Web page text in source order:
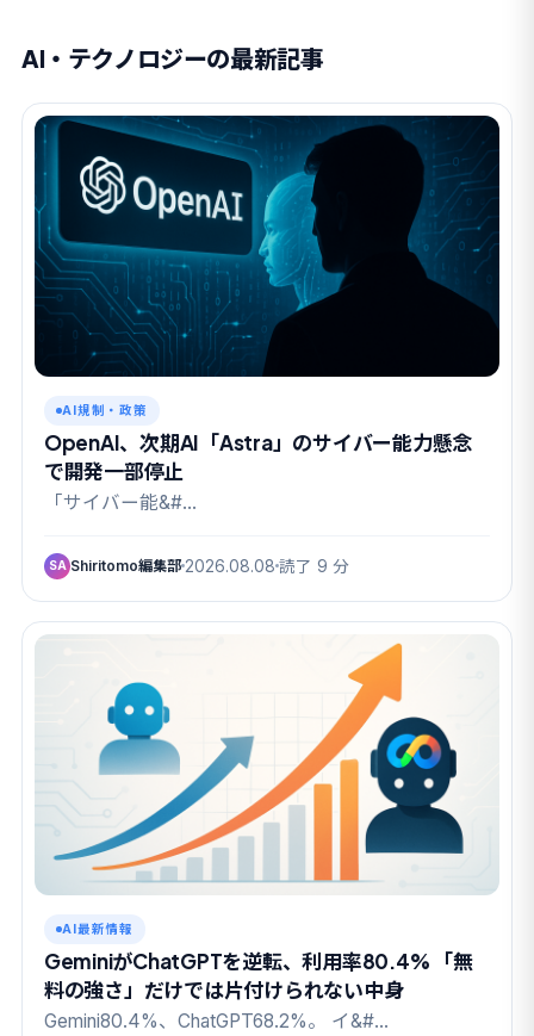
AI・テクノロジーの最新記事
AI規制・政策
OpenAI、次期AI「Astra」のサイバー能力懸念
で開発一部停止
「サイバー能&#…
SA Shiritomo編集部 2026.08.08 読了 9 分
AI最新情報
GeminiがChatGPTを逆転、利用率80.4% 「無
料の強さ」だけでは片付けられない中身
Gemini80.4%、ChatGPT68.2%。 イ&#…